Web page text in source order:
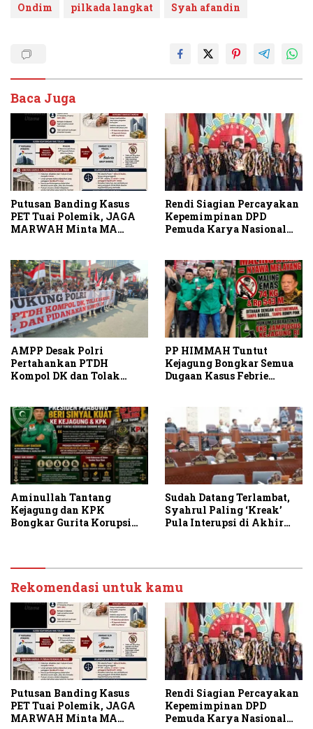
Ondim pilkada langkat Syah afandin
Baca Juga
Putusan Banding Kasus
PET Tuai Polemik, JAGA
MARWAH Minta MA
Rendi Siagian Percayakan
Kepemimpinan DPD
Pemuda Karya Nasional
AMPP Desak Polri
Pertahankan PTDH
Kompol DK dan Tolak
PP HIMMAH Tuntut
Kejagung Bongkar Semua
Dugaan Kasus Febrie
Aminullah Tantang
Kejagung dan KPK
Bongkar Gurita Korupsi
Sudah Datang Terlambat,
Syahrul Paling ‘Kreak’
Pula Interupsi di Akhir
Rekomendasi untuk kamu
Putusan Banding Kasus
PET Tuai Polemik, JAGA
MARWAH Minta MA
Rendi Siagian Percayakan
Kepemimpinan DPD
Pemuda Karya Nasional